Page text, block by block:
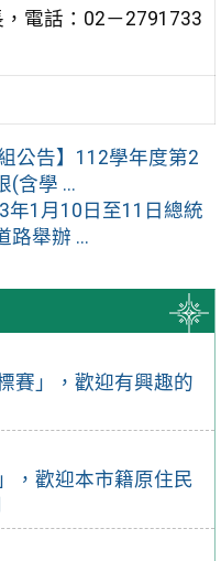
賽」，歡迎有興趣的
，歡迎本市籍原住民
電話：02－2791733
公告】112學年度第2
(含學 ...
年1月10日至11日總統
路舉辦 ...